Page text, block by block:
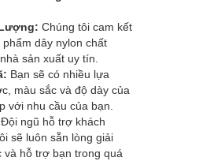
Chúng tôi cam kết
dây nylon chất
sản xuất uy tín.
Bạn sẽ có nhiều lựa
màu sắc và độ dày của
với nhu cầu của bạn.
Đội ngũ hỗ trợ khách
sẽ luôn sẵn lòng giải
và hỗ trợ bạn trong quá